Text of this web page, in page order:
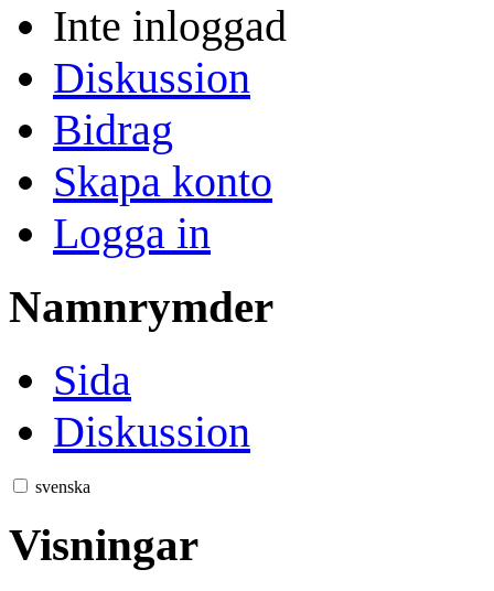
Inte inloggad
Diskussion
Bidrag
Skapa konto
Logga in
Namnrymder
Sida
Diskussion
svenska
Visningar